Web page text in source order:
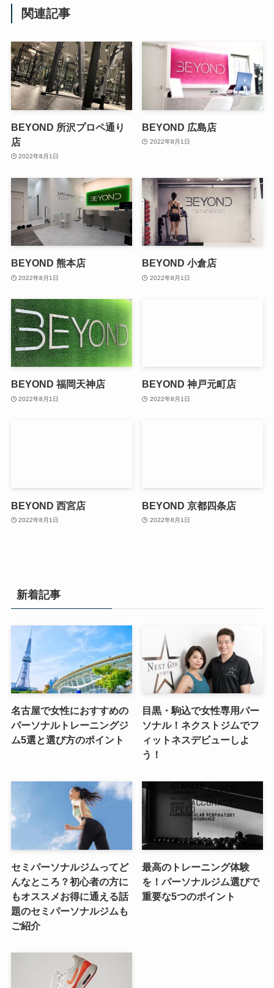
関連記事
BEYOND 所沢プロペ通り
店
2022年8月1日
BEYOND 広島店
2022年8月1日
BEYOND 熊本店
2022年8月1日
BEYOND 小倉店
2022年8月1日
BEYOND 福岡天神店
2022年8月1日
BEYOND 神戸元町店
2022年8月1日
BEYOND 西宮店
2022年8月1日
BEYOND 京都四条店
2022年8月1日
新着記事
名古屋で女性におすすめの
パーソナルトレーニングジ
ム5選と選び方のポイント
目黒・駒込で女性専用パー
ソナル！ネクストジムでフ
ィットネスデビューしよ
う！
セミパーソナルジムってど
んなところ？初心者の方に
もオススメお得に通える話
題のセミパーソナルジムも
ご紹介
最高のトレーニング体験
を！パーソナルジム選びで
重要な5つのポイント